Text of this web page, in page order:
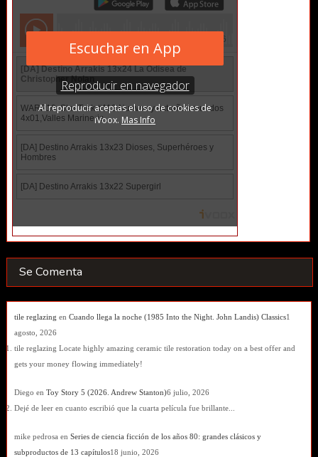
Se Comenta
tile reglazing en Cuando llega la noche (1985 Into the Night. John Landis) Classics1
agosto, 2026
tile reglazing Locate highly amazing ceramic tile restoration today on a best offer and
gets your money flowing immediately!
Diego en Toy Story 5 (2026. Andrew Stanton)6 julio, 2026
Dejé de leer en cuanto escribió que la cuarta película fue brillante...
mike pedrosa en Series de ciencia ficción de los años 80: grandes clásicos y
subproductos de 13 capítulos18 junio, 2026